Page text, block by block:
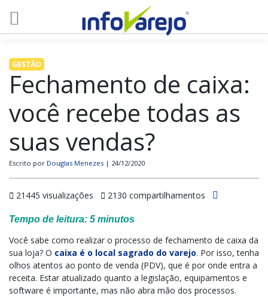
GESTÃO
Fechamento de caixa:
você recebe todas as
suas vendas?
Escrito por Douglas Menezes | 24/12/2020
21445 visualizações 2130 compartilhamentos
Tempo de leitura: 5 minutos
Você sabe como realizar o processo de fechamento de caixa da
sua loja? O caixa é o local sagrado do varejo. Por isso, tenha
olhos atentos ao ponto de venda (PDV), que é por onde entra a
receita. Estar atualizado quanto a legislação, equipamentos e
software é importante, mas não abra mão dos processos.